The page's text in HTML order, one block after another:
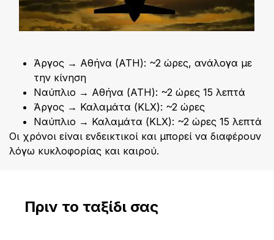
Άργος → Αθήνα (ATH): ~2 ώρες, ανάλογα με
την κίνηση
Ναύπλιο → Αθήνα (ATH): ~2 ώρες 15 λεπτά
Άργος → Καλαμάτα (KLX): ~2 ώρες
Ναύπλιο → Καλαμάτα (KLX): ~2 ώρες 15 λεπτά
Οι χρόνοι είναι ενδεικτικοί και μπορεί να διαφέρουν
λόγω κυκλοφορίας και καιρού.
Πριν το ταξίδι σας